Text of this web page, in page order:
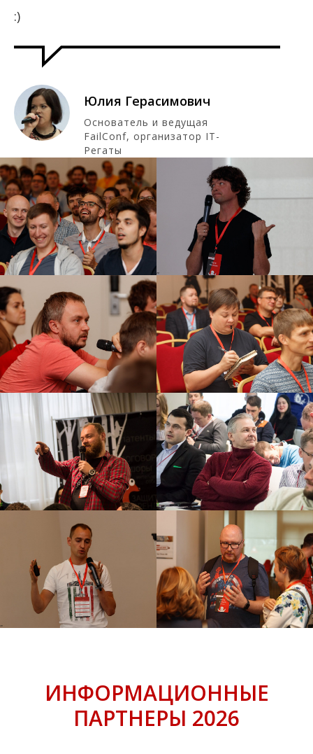
:)
Юлия Герасимович
Основатель и ведущая
FailConf, организатор IT-
Регаты
ИНФОРМАЦИОННЫЕ
ПАРТНЕРЫ 2026